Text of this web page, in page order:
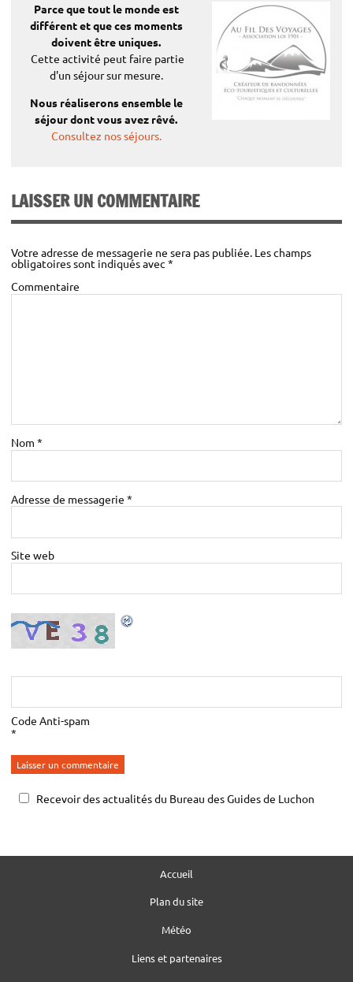
plumes est fortement recommandé température confort
de 10° maximum
Parce que tout le monde est
différentet que ces moments
doivent être uniques.
Cette activité peut faire partie
d'un séjour sur mesure.
Nous réaliserons ensemble le
séjour dont vous avez rêvé.
Consultez nos séjours.
LAISSER UN COMMENTAIRE
Votre adresse de messagerie ne sera pas publiée. Les champs
obligatoires sont indiqués avec*
Commentaire
Nom*
Adresse de messagerie*
Site web
Code Anti-spam
*
Recevoir des actualités du Bureau des Guides de Luchon
Accueil
Plan du site
Météo
Liens et partenaires